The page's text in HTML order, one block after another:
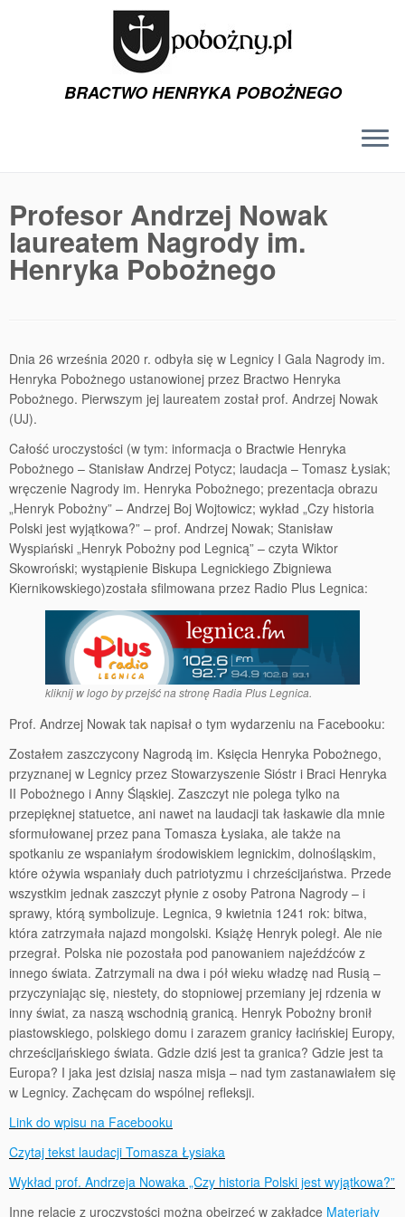
do
treści
BRACTWO HENRYKA POBOŻNEGO
Profesor Andrzej Nowak
laureatem Nagrody im.
Henryka Pobożnego
Dnia 26 września 2020 r. odbyła się w Legnicy I Gala Nagrody im.
Henryka Pobożnego ustanowionej przez Bractwo Henryka
Pobożnego. Pierwszym jej laureatem został prof. Andrzej Nowak
(UJ).
Całość uroczystości (w tym: informacja o Bractwie Henryka
Pobożnego – Stanisław Andrzej Potycz; laudacja – Tomasz Łysiak;
wręczenie Nagrody im. Henryka Pobożnego; prezentacja obrazu
„Henryk Pobożny” – Andrzej Boj Wojtowicz; wykład „Czy historia
Polski jest wyjątkowa?” – prof. Andrzej Nowak; Stanisław
Wyspiański „Henryk Pobożny pod Legnicą” – czyta Wiktor
Skowroński; wystąpienie Biskupa Legnickiego Zbigniewa
Kiernikowskiego)została sfilmowana przez Radio Plus Legnica:
kliknij w logo by przejść na stronę Radia Plus Legnica.
Prof. Andrzej Nowak tak napisał o tym wydarzeniu na Facebooku:
Zostałem zaszczycony Nagrodą im. Księcia Henryka Pobożnego,
przyznanej w Legnicy przez Stowarzyszenie Sióstr i Braci Henryka
II Pobożnego i Anny Śląskiej. Zaszczyt nie polega tylko na
przepięknej statuetce, ani nawet na laudacji tak łaskawie dla mnie
sformułowanej przez pana Tomasza Łysiaka, ale także na
spotkaniu ze wspaniałym środowiskiem legnickim, dolnośląskim,
które ożywia wspaniały duch patriotyzmu i chrześcijaństwa. Przede
wszystkim jednak zaszczyt płynie z osoby Patrona Nagrody – i
sprawy, którą symbolizuje. Legnica, 9 kwietnia 1241 rok: bitwa,
która zatrzymała najazd mongolski. Książę Henryk poległ. Ale nie
przegrał. Polska nie pozostała pod panowaniem najeźdźców z
innego świata. Zatrzymali na dwa i pół wieku władzę nad Rusią –
przyczyniając się, niestety, do stopniowej przemiany jej rdzenia w
inny świat, za naszą wschodnią granicą. Henryk Pobożny bronił
piastowskiego, polskiego domu i zarazem granicy łacińskiej Europy,
chrześcijańskiego świata. Gdzie dziś jest ta granica? Gdzie jest ta
Europa? I jaka jest dzisiaj nasza misja – nad tym zastanawiałem się
w Legnicy. Zachęcam do wspólnej refleksji.
Link do wpisu na Facebooku
Czytaj tekst laudacji Tomasza Łysiaka
Wykład prof. Andrzeja Nowaka „Czy historia Polski jest wyjątkowa?”
Inne relacje z uroczystości można obejrzeć w zakładce Materiały